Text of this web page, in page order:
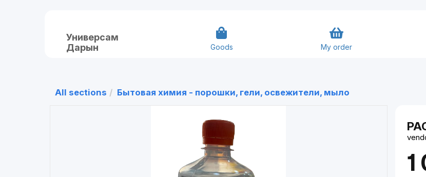
Универсам
Дарын
Goods My order
All sections Бытовая химия - порошки, гели, освежители, мыло
1